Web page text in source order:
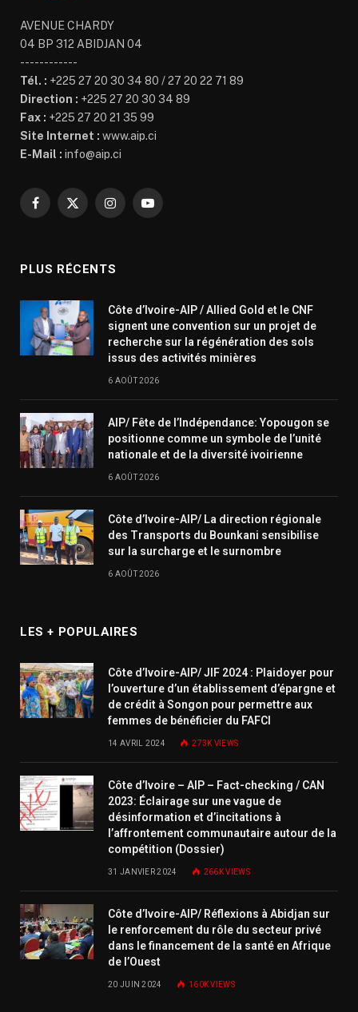
AVENUE CHARDY
04 BP 312 ABIDJAN 04
------------
Tél. : +225 27 20 30 34 80 / 27 20 22 71 89
Direction : +225 27 20 30 34 89
Fax : +225 27 20 21 35 99
Site Internet : www.aip.ci
E-Mail : info@aip.ci
Facebook
X
InstagramYouTube
PLUS RÉCENTS
Côte d’Ivoire-AIP / Allied Gold et le CNF
signent une convention sur un projet de
recherche sur la régénération des sols
issus des activités minières
6 AOÛT 2026
AIP/ Fête de l’Indépendance: Yopougon se
positionne comme un symbole de l’unité
nationale et de la diversité ivoirienne
6 AOÛT 2026
Côte d’Ivoire-AIP/ La direction régionale
des Transports du Bounkani sensibilise
sur la surcharge et le surnombre
6 AOÛT 2026
LES + POPULAIRES
Côte d’Ivoire-AIP/ JIF 2024 : Plaidoyer pour
l’ouverture d’un établissement d’épargne et
de crédit à Songon pour permettre aux
femmes de bénéficier du FAFCI
14 AVRIL 2024 273K VIEWS
Côte d’Ivoire – AIP – Fact-checking / CAN
2023: Éclairage sur une vague de
désinformation et d’incitations à
l’affrontement communautaire autour de la
compétition (Dossier)
31 JANVIER 2024 266KVIEWS
Côte d’Ivoire-AIP/ Réflexions à Abidjan sur
le renforcement du rôle du secteur privé
dans le financement de la santé en Afrique
de l’Ouest
20 JUIN 2024 160KVIEWS